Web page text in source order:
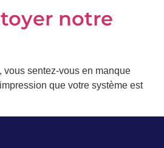
notre
sentez-vous en manque
que votre système est